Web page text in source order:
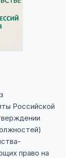
Российской
право на